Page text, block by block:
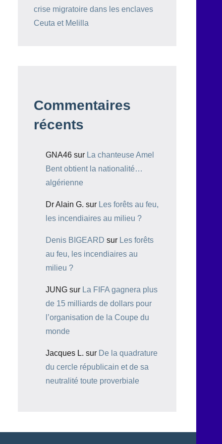
crise migratoire dans les enclaves
Ceuta et Melilla
Commentaires
récents
GNA46 sur La chanteuse Amel
Bent obtient la nationalité…
algérienne
Dr Alain G. sur Les forêts au feu,
les incendiaires au milieu ?
Denis BIGEARD sur Les forêts
au feu, les incendiaires au
milieu ?
JUNG sur La FIFA gagnera plus
de 15 milliards de dollars pour
l’organisation de la Coupe du
monde
Jacques L. sur De la quadrature
du cercle républicain et de sa
neutralité toute proverbiale